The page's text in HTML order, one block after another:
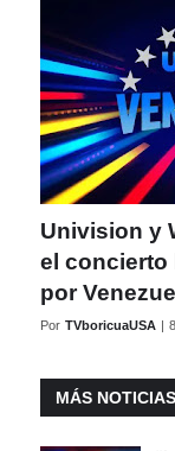
Univision y
el concierto
por
Por TVboricuaUSA |
MÁS NOTICIAS